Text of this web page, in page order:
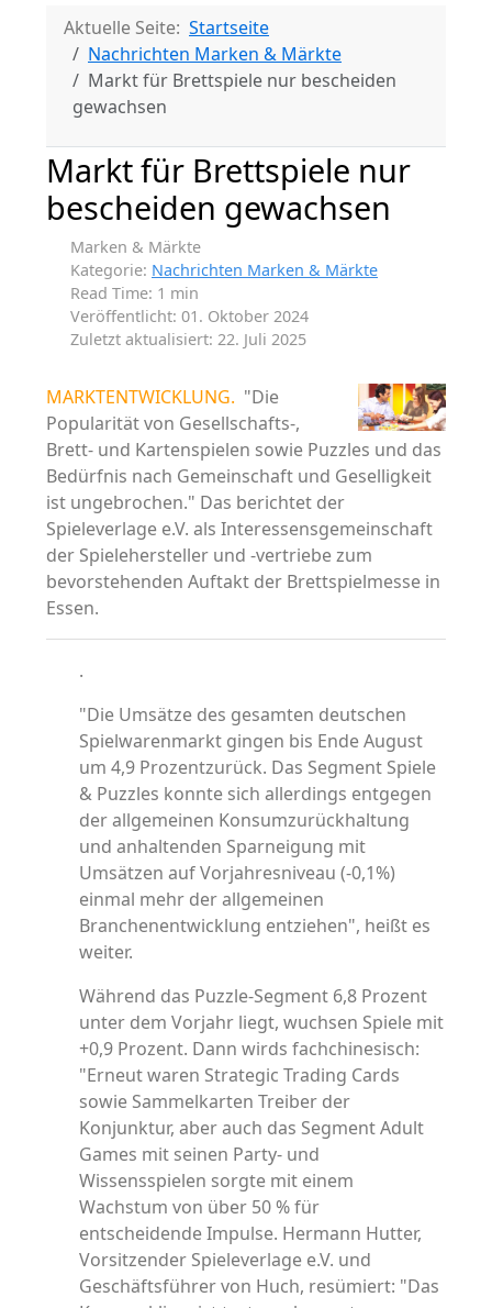
Aktuelle Seite: Startseite
Nachrichten Marken & Märkte
Markt für Brettspiele nur bescheiden
gewachsen
Markt für Brettspiele nur
bescheiden gewachsen
Marken & Märkte
Kategorie: Nachrichten Marken & Märkte
Read Time: 1 min
Veröffentlicht: 01. Oktober 2024
Zuletzt aktualisiert: 22. Juli 2025
MARKTENTWICKLUNG. "Die
Popularität von Gesellschafts-,
Brett- und Kartenspielen sowie Puzzles und das
Bedürfnis nach Gemeinschaft und Geselligkeit
ist ungebrochen." Das berichtet der
Spieleverlage e.V. als Interessensgemeinschaft
der Spielehersteller und -vertriebe zum
bevorstehenden Auftakt der Brettspielmesse in
Essen.
.
"Die Umsätze des gesamten deutschen
Spielwarenmarkt gingen bis Ende August
um 4,9 Prozentzurück. Das Segment Spiele
& Puzzles konnte sich allerdings entgegen
der allgemeinen Konsumzurückhaltung
und anhaltenden Sparneigung mit
Umsätzen auf Vorjahresniveau (-0,1%)
einmal mehr der allgemeinen
Branchenentwicklung entziehen", heißt es
weiter.
Während das Puzzle-Segment 6,8 Prozent
unter dem Vorjahr liegt, wuchsen Spiele mit
+0,9 Prozent. Dann wirds fachchinesisch:
"Erneut waren Strategic Trading Cards
sowie Sammelkarten Treiber der
Konjunktur, aber auch das Segment Adult
Games mit seinen Party- und
Wissensspielen sorgte mit einem
Wachstum von über 50 % für
entscheidende Impulse. Hermann Hutter,
Vorsitzender Spieleverlage e.V. und
Geschäftsführer von Huch, resümiert: "Das